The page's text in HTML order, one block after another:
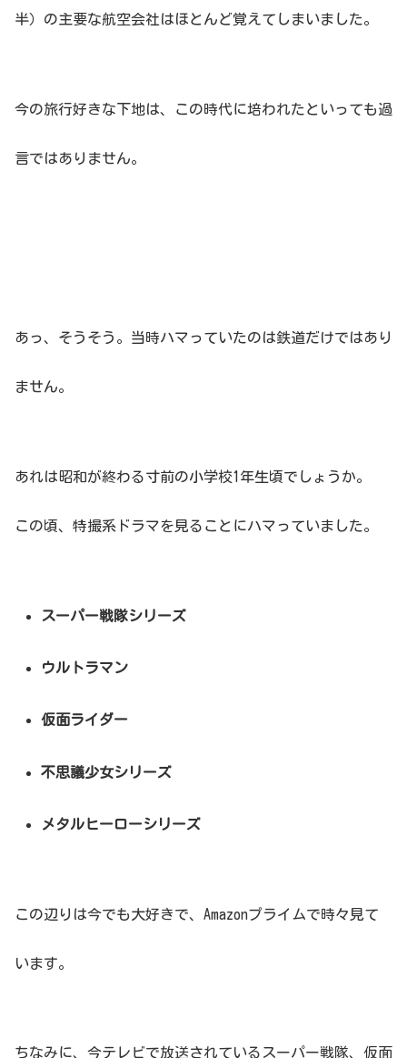
半）の主要な航空会社はほとんど覚えてしまいました。
今の旅行好きな下地は、この時代に培われたといっても過
言ではありません。
あっ、そうそう。当時ハマっていたのは鉄道だけではあり
ません。
あれは昭和が終わる寸前の小学校1年生頃でしょうか。
この頃、特撮系ドラマを見ることにハマっていました。
スーパー戦隊シリーズ
ウルトラマン
仮面ライダー
不思議少女シリーズ
メタルヒーローシリーズ
この辺りは今でも大好きで、Amazonプライムで時々見て
います。
ちなみに、今テレビで放送されているスーパー戦隊、仮面